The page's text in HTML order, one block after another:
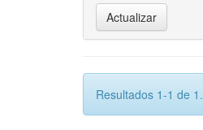
Resultados 1-1 de 1.